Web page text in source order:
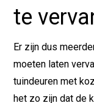
te
Er zijn dus
moeten laten
tuindeuren met
het zo zijn dat de